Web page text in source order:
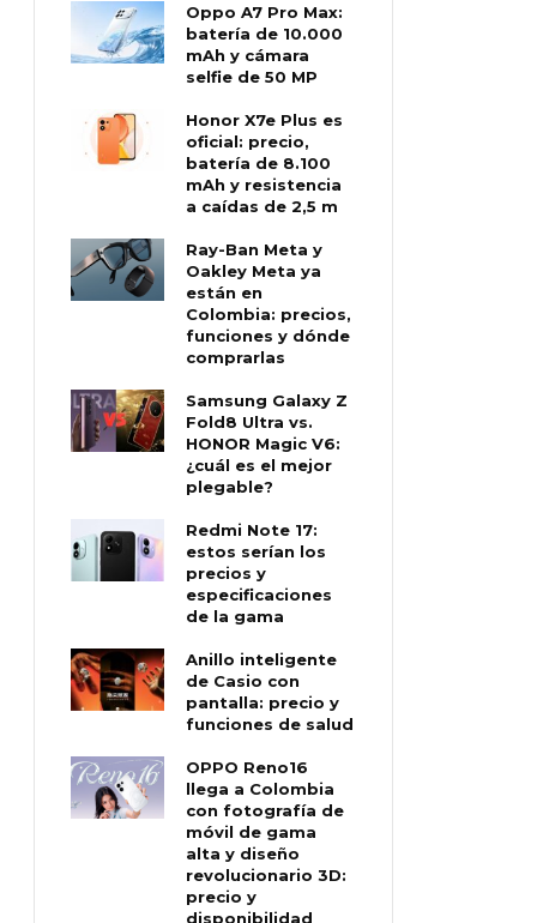
Oppo A7 Pro Max:
batería de 10.000
mAh y cámara
selfie de 50 MP
Honor X7e Plus es
oficial: precio,
batería de 8.100
mAh y resistencia
a caídas de 2,5 m
Ray-Ban Meta y
Oakley Meta ya
están en
Colombia: precios,
funciones y dónde
comprarlas
Samsung Galaxy Z
Fold8 Ultra vs.
HONOR Magic V6:
¿cuál es el mejor
plegable?
Redmi Note 17:
estos serían los
precios y
especificaciones
de la gama
Anillo inteligente
de Casio con
pantalla: precio y
funciones de salud
OPPO Reno16
llega a Colombia
con fotografía de
móvil de gama
alta y diseño
revolucionario 3D:
precio y
disponibilidad